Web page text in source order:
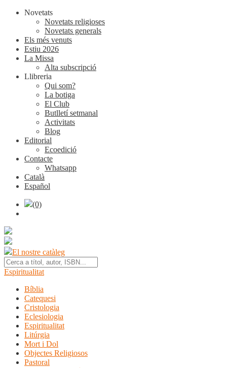
Novetats
Novetats religioses
Novetats generals
Els més venuts
Estiu 2026
La Missa
Alta subscripció
Llibreria
Qui som?
La botiga
El Club
Butlletí setmanal
Activitats
Blog
Editorial
Ecoedició
Contacte
Whatsapp
Català
Español
(0)
El nostre catàleg
Espiritualitat
Bíblia
Catequesi
Cristologia
Eclesiologia
Espiritualitat
Litúrgia
Mort i Dol
Objectes Religiosos
Pastoral